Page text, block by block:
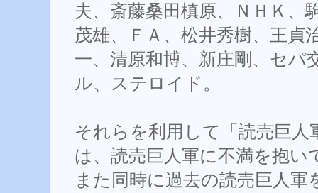
夫、斎藤桑田槙原、ＮＨＫ、
茂雄、ＦＡ、松井秀樹、王貞
一、清原和博、新庄剛、セパ
ル、ステロイド。
それらを利用して「読売巨
は、読売巨人軍に不満を抱い
また同時に過去の読売巨人